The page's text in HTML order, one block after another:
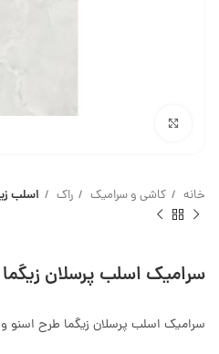
خانه کاشی و سرامیک راک اسلب
سرامیک اسلب پرسلان
سرامیک اسلب پرسلان زیگما طرح اسنو